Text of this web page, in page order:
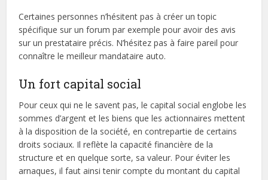
Certaines personnes n’hésitent pas à créer un topic
spécifique sur un forum par exemple pour avoir des avis
sur un prestataire précis. N’hésitez pas à faire pareil pour
connaître le meilleur mandataire auto.
Un fort capital social
Pour ceux qui ne le savent pas, le capital social englobe les
sommes d’argent et les biens que les actionnaires mettent
à la disposition de la société, en contrepartie de certains
droits sociaux. Il reflète la capacité financière de la
structure et en quelque sorte, sa valeur. Pour éviter les
arnaques, il faut ainsi tenir compte du montant du capital